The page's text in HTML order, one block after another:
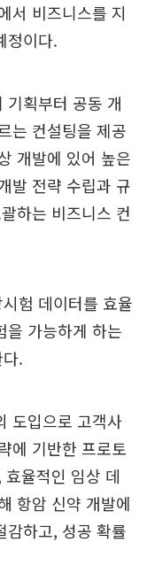
서 비즈니스를 지
정이다.
기획부터 공동 개
는 컨설팅을 제공
개발에 있어 높은
발 전략 수립과 규
하는 비즈니스 컨
험 데이터를 효율
을 가능하게 하는
.
도입으로 고객사
에 기반한 프로토
율적인 임상 데
항암 신약 개발에
감하고, 성공 확률